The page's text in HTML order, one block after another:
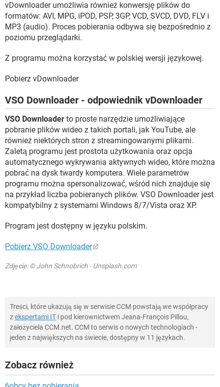
vDownloader umożliwia również konwersję plików do
formatów: AVI, MPG, iPOD, PSP, 3GP, VCD, SVCD, DVD, FLV i
MP3 (audio). Proces pobierania odbywa się bezpośrednio z
poziomu przeglądarki.
Z programu można korzystać w polskiej wersji językowej.
Pobierz vDownloader
VSO Downloader - odpowiednik vDownloader
VSO Downloader to proste narzędzie umożliwiające
pobranie plików wideo z takich portali, jak YouTube, ale
również niektórych stron z streamingowanymi plikami.
Zaletą programu jest prostota użytkowania oraz opcja
automatycznego wykrywania aktywnych wideo, które można
pobrać na dysk twardy komputera. Wiele parametrów
programu można spersonalizować, wśród nich znajduje się
na przykład liczba pobieranych plików. VSO Downloader jest
kompatybilny z systemami Windows 8/7/Vista oraz XP.
Program jest dostępny w języku polskim.
Pobierz VSO Downloader
Zdjęcie: © John Schnobrich - Unsplash.com
Treści, które ukazują się w serwisie CCM powstają we współpracy
zekspertami IT i pod kierownictwem Jeana-François Pillou,
założyciela CCM.net. CCM to serwis o nowych technologiach -
jeden z największych na świecie, dostępny w 11 językach.
Zobacz również